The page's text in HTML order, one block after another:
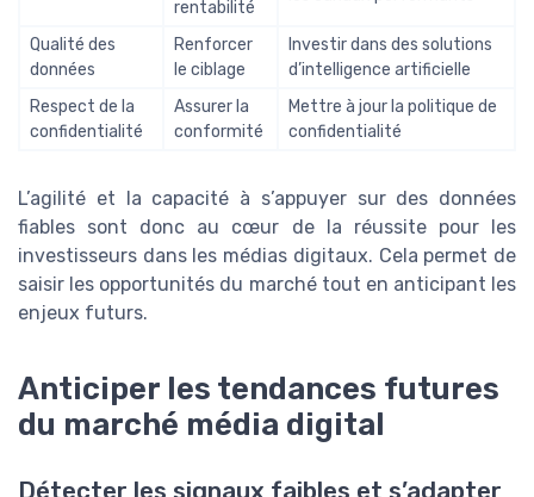
rentabilité
Qualité des
données
Renforcer
le ciblage
Investir dans des solutions
d’intelligence artificielle
Respect de la
confidentialité
Assurer la
conformité
Mettre à jour la politique de
confidentialité
L’agilité et la capacité à s’appuyer sur des données
fiables sont donc au cœur de la réussite pour les
investisseurs dans les médias digitaux. Cela permet de
saisir les opportunités du marché tout en anticipant les
enjeux futurs.
Anticiper les tendances futures
du marché média digital
Détecter les signaux faibles et s’adapter